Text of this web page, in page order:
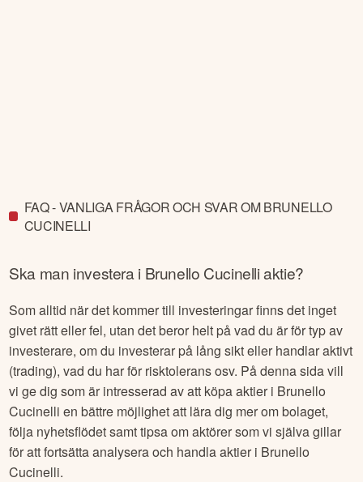
FAQ - VANLIGA FRÅGOR OCH SVAR OM BRUNELLO
CUCINELLI
Ska man investera i Brunello Cucinelliaktie?
Som alltid när det kommer till investeringar finns det inget
givet rätt eller fel, utan det beror helt på vad du är för typ av
investerare, om du investerar på lång sikt eller handlar aktivt
(trading), vad du har för risktolerans osv. På denna sida vill
vi ge dig som är intresserad av att köpa aktier i Brunello
Cucinelli en bättre möjlighet att lära dig mer om bolaget,
följa nyhetsflödet samt tipsa om aktörer som vi själva gillar
för att fortsätta analysera och handla aktier i Brunello
Cucinelli.